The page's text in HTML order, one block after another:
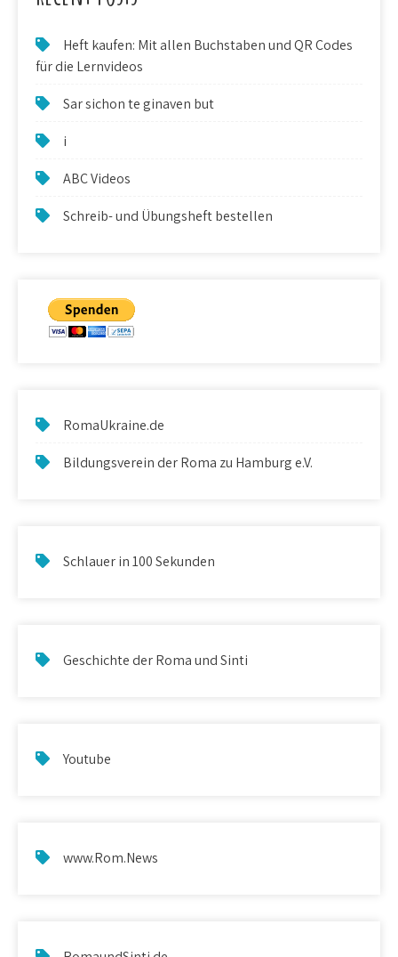
Heft kaufen: Mit allen Buchstaben und QR Codes
für die Lernvideos
Sar sichon te ginaven but
i
ABC Videos
Schreib- und Übungsheft bestellen
RomaUkraine.de
Bildungsverein der Roma zu Hamburg e.V.
Schlauer in 100 Sekunden
Geschichte der Roma und Sinti
Youtube
www.Rom.News